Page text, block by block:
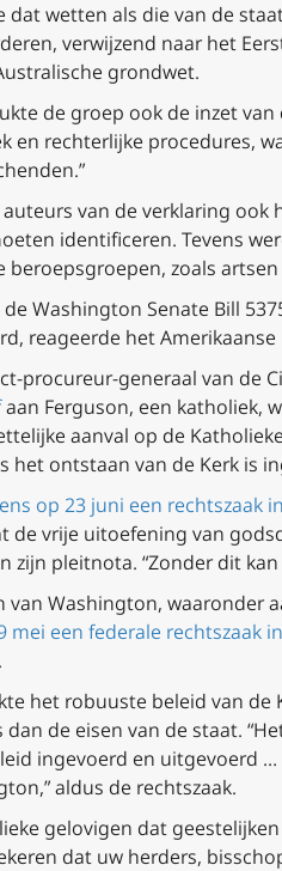
dat wetten als die van de
verwijzend naar het
grondwet.
de groep ook de inzet
en rechterlijke procedures,
van de verklaring
identificeren. Tevens
beroepsgroepen, zoals
Washington Senate Bill
reageerde het Amerikaanse
procureur-generaal van de
aan Ferguson, een katholiek,
aanval op de
het ontstaan van de Kerk is
op 23 juni een rechtszaak in
de vrije uitoefening van
zijn pleitnota. “Zonder dit
Washington, waaronder
mei een federale rechtszaak in
het robuuste beleid van
de eisen van de staat.
ingevoerd en uitgevoerd
aldus de rechtszaak.
gelovigen dat
dat uw herders,